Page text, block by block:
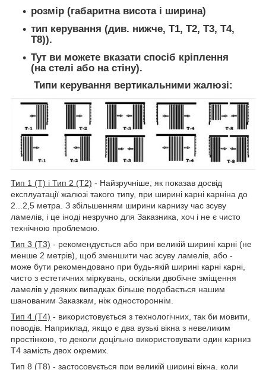
розмір (габаритна висота і ширина)
тип керування (див. нижче, T1, Т2, Т3, Т4,
Т8)).
Тут ви можете вказати спосіб кріплення
(на стелі або на стіну).
Типи керування вертикальними жалюзі:
Тип 1 (Т) і Тип 2 (Т2) - Найзручніше, як показав досвід
експлуатації жалюзі такого типу, при ширині карні карніна до
2...2,5 метра. З збільшенням ширини карнизу час зсуву
ламелів, і це іноді незручно для Заказника, хоч і не є чисто
технічною проблемою.
Тип 3 (Т3) - рекомендується або при великій ширині карні (не
менше 2 метрів), щоб зменшити час зсуву ламелів, або -
може бути рекомендовано при будь-якій ширині карні карні,
чисто з естетичних міркувань, оскільки двобічне зміщення
ламелів у деяких випадках більше подобається нашим
шанованим Заказкам, ніж одностороннім.
Тип 4 (Т4) - використовується з технологічних, так би мовити,
поводів. Наприклад, якщо є два вузькі вікна з невеликим
простінкою, то деколи доцільно використовувати один карниз
Т4 замість двох окремих.
Тип 8 (Т8) - застосовується при великій ширині вікна, коли